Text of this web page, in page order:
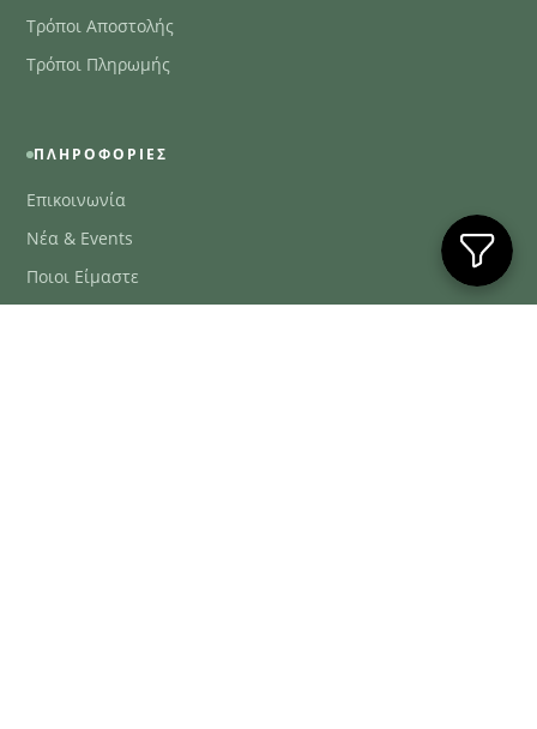
Τρόποι Αποστολής
Τρόποι Πληρωμής
ΠΛΗΡΟΦΟΡΊΕΣ
Επικοινωνία
Νέα & Events
Ποιοι Είμαστε